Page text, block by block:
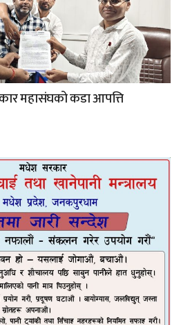
महासंघको कडा आपत्ति